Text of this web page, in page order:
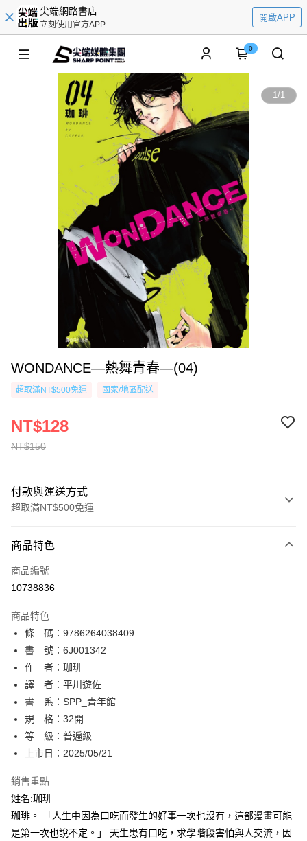
尖端網路書店
立刻使用官方APP
開啟APP
0
1/1
WONDANCE—熱舞青春—(04)
超取滿NT$500免運 國家/地區配送
NT$150
NT$128
付款與運送方式
超取滿NT$500免運
信用卡一次付款
超商取貨付款
相關說明
【關於「AFTEE先享後付」】
AFTEE先享後付是「在收到商品之後才付款」的支付方式。 讓您購物簡單
便利好安心！
１．簡單：不需註冊會員、不需綁卡、不需儲值。
２．便利：只要手機號碼，簡訊認證，即可結帳。
３．安心：先確認商品／服務後，再付款。
【「AFTEE先享後付」結帳流程】
１．於結帳方式選擇「AFTEE先享後付」後，將跳轉至「AFTEE先享後付」
結帳頁面，進行簡訊認證並確認金額後，即可完成結帳。
２．訂單成立數日內，您將收到繳費通知簡訊。
ATM／網路銀行／等多元方式進行付款，方視為交易完成。
※ 請注意：結帳手續完成當下不需立刻繳費，但若您需要取消訂單，請聯絡
購買商品的店家。未經商家同意取消之訂單仍視為有效，需透過AFTEE先享
後付繳納相關費用。
※ 交易是否成功請以「AFTEE先享後付 」之結帳頁面顯示為準，若有關於
ATM付款
運送方式
全家取貨付款
每筆NT$80，滿NT$500(含以上)免運費
付款後全家取貨
每筆NT$80，滿NT$500(含以上)免運費
付款後萊爾富取貨
商品特色
商品編號
10738836
商品特色
條 碼：9786264038409
書 號：6J001342
作 者：珈琲
譯 者：平川遊佐
書 系：SPP_青年館
規 格：32開
等 級：普遍級
上市日：2025/05/21
銷售重點
姓名:珈琲
珈琲。 「人生中因為口吃而發生的好事一次也沒有，這部漫畫可能
是第一次也說不定。」 天生患有口吃，求學階段害怕與人交流，因